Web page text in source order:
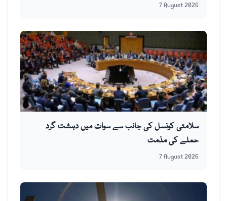
7 August 2026
سلامتی کونسل کی جانب سے سوات میں دہشت گرد
حملے کی مذمت
7 August 2026